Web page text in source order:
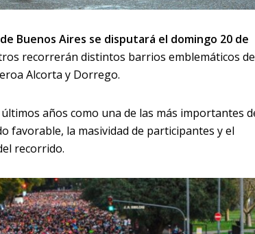
Buenos Aires se disputará el domingo 20 de
recorrerán distintos barrios emblemáticos
Alcorta y Dorrego.
años como una de las más importantes
favorable, la masividad de participantes y el
recorrido.